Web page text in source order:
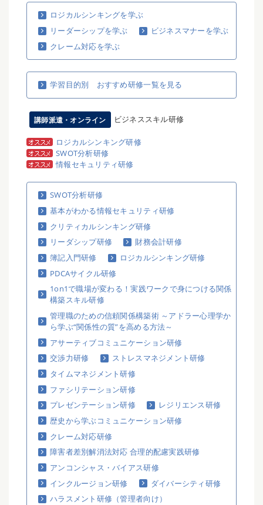
ロジカルシンキングを学ぶ
リーダーシップを学ぶ
ビジネスマナーを学ぶ
クレーム対応を学ぶ
学習目的別 おすすめ研修一覧を見る
講師派遣・オンライン ビジネススキル研修
ロジカルシンキング研修
SWOT分析研修
情報セキュリティ研修
SWOT分析研修
基本がわかる情報セキュリティ研修
クリティカルシンキング研修
リーダシップ研修
財務会計研修
簿記入門研修
ロジカルシンキング研修
PDCAサイクル研修
1on1で職場が変わる！実践ワークで身につける関係
構築スキル研修
管理職のための信頼関係構築術 ～アドラー心理学か
ら学ぶ“関係性の質”を高める方法～
アサーティブコミュニケーション研修
交渉力研修
ストレスマネジメント研修
タイムマネジメント研修
ファシリテーション研修
プレゼンテーション研修
レジリエンス研修
歴史から学ぶコミュニケーション研修
クレーム対応研修
障害者差別解消法対応 合理的配慮実践研修
アンコンシャス・バイアス研修
インクルージョン研修
ダイバーシティ研修
ハラスメント研修（管理者向け）